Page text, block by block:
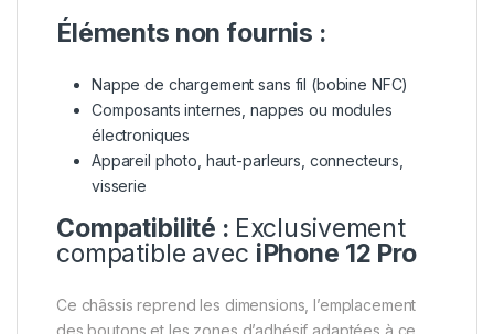
Éléments non fournis :
Nappe de chargement sans fil (bobine NFC)
Composants internes, nappes ou modules
électroniques
Appareil photo, haut-parleurs, connecteurs,
visserie
Compatibilité : Exclusivement
compatible avec iPhone 12 Pro
Ce châssis reprend les dimensions, l’emplacement
des boutons et les zones d’adhésif adaptées à ce